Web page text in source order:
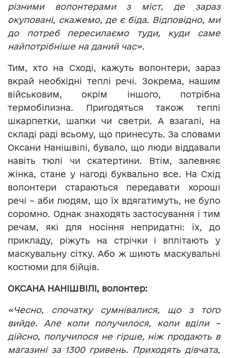
різними волонтерами з міст, де зараз
окуповані, скажемо, де є біда. Відповідно, ми
до потреб пересилаємо туди, куди саме
найпотрібніше на даний час».
Тим, хто на Сході, кажуть волонтери, зараз
вкрай необхідні теплі речі. Зокрема, нашим
військовим, окрім іншого, потрібна
термобілизна. Пригодяться також теплі
шкарпетки, шапки чи светри. А взагалі, на
складі раді всьому, що принесуть. За словами
Оксани Нанішвілі, бувало, що люди віддавали
навіть тюлі чи скатертини. Втім, запевняє
жінка, стане у нагоді буквально все. На Схід
волонтери стараються передавати хороші
речі – аби людям, що їх вдягатимуть, не було
соромно. Однак знаходять застосування і тим
речам, які для носіння непридатні: їх, до
прикладу, ріжуть на стрічки і вплітають у
маскувальну сітку. Або ж шиють маскувальні
костюми для бійців.
ОКСАНА НАНІШВІЛІ, волонтер:
«Чесно, спочатку сумнівалися, що з того
вийде. Але коли получилося, коли вділи –
дійсно, получилося не гірше, ніж продають в
магазині за 1300 гривень. Приходять дівчата,